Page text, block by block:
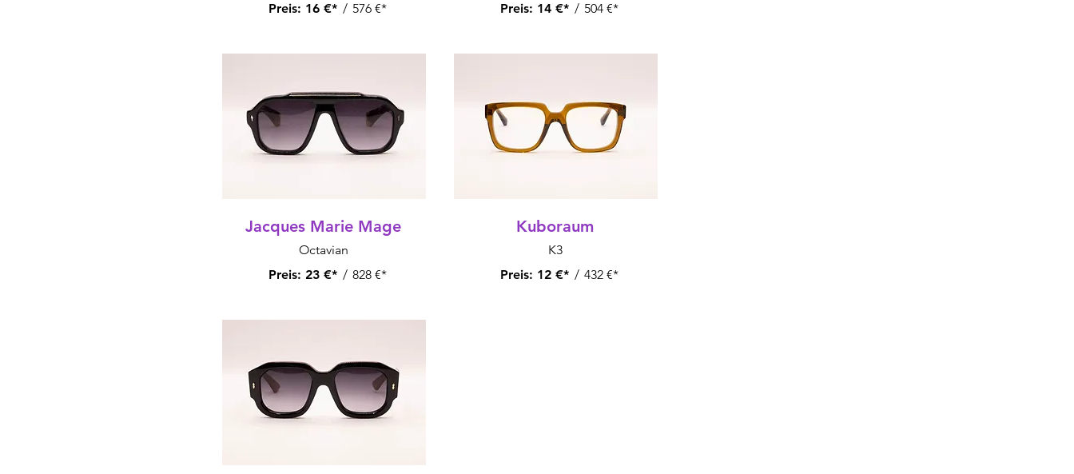
Preis: 16 €* / 576 €*
Jacques Marie Mage
Octavian
Preis: 23 €* / 828 €*
Preis: 14 €* / 504 €*
Kuboraum
K3
Preis: 12 €* / 432 €*